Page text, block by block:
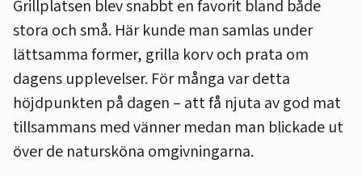
Grillplatsen blev snabbt en favorit bland både
stora och små. Här kunde man samlas under
lättsamma former, grilla korv och prata om
dagens upplevelser. För många var detta
höjdpunkten på dagen – att få njuta av god mat
tillsammans med vänner medan man blickade ut
över de natursköna omgivningarna.